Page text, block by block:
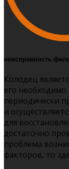
неисправность
Колодец
его необходимо
периодически
и
для
достаточно
проблема
факторов, то